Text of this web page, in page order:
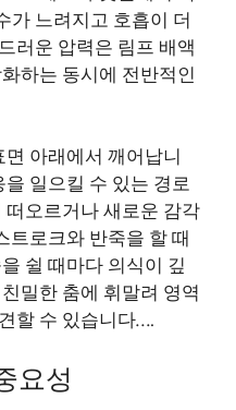
가 느려지고 호흡이 더
러운 압력은 림프 배액
하는 동시에 전반적인
아래에서 깨어납니
일으킬 수 있는 경로
오르거나 새로운 감각
트로크와 반죽을 할 때
쉴 때마다 의식이 깊
밀한 춤에 휘말려 영역
할 수 있습니다….
요성